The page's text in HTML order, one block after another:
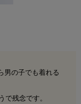
男の子でも着れる
で残念です。